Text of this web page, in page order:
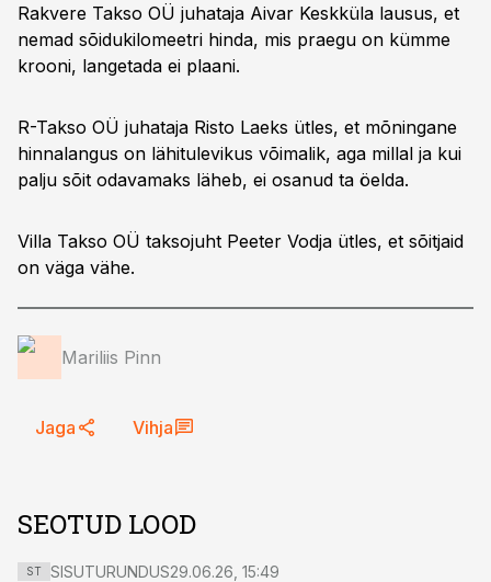
Rakvere Takso OÜ juhataja Aivar Keskküla lausus, et
nemad sõidukilomeetri hinda, mis praegu on kümme
krooni, langetada ei plaani.
R-Takso OÜ juhataja Risto Laeks ütles, et mõningane
hinnalangus on lähitulevikus võimalik, aga millal ja kui
palju sõit odavamaks läheb, ei osanud ta öelda.
Villa Takso OÜ taksojuht Peeter Vodja ütles, et sõitjaid
on väga vähe.
Mariliis Pinn
Jaga Vihja
SEOTUD LOOD
ST SISUTURUNDUS29.06.26, 15:49